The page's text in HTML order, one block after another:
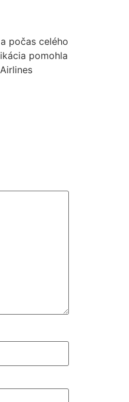
počas celého
pomohla